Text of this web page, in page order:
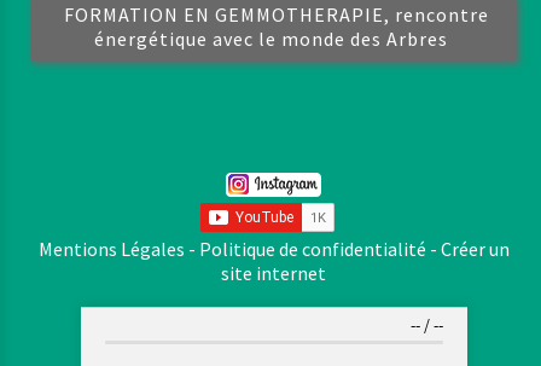
FORMATION EN GEMMOTHERAPIE, rencontre
énergétique avec le monde des Arbres
Mentions Légales Politique de confidentialité
Créer un
site internet
-- /--